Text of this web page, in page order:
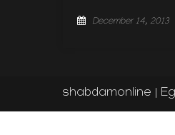
Posted
December 14, 2013
shabdamonline